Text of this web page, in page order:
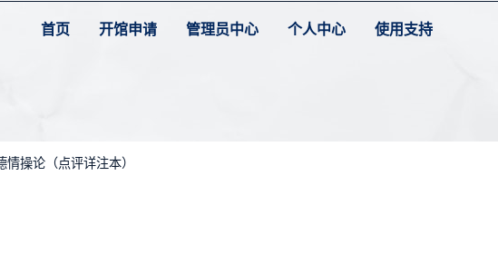
首页 开馆申请 管理员中心 个人中心 使用支持
操论（点评详注本）